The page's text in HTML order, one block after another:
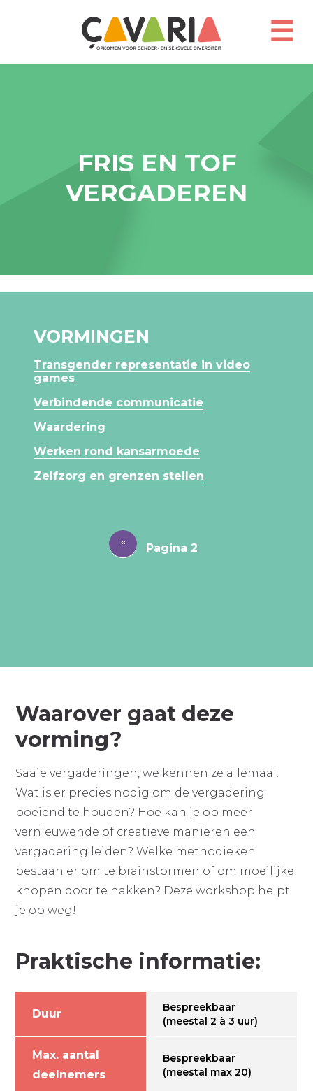
☰
FRIS EN TOF
VERGADEREN
VORMINGEN
Transgender representatie in video
games
Verbindende communicatie
Waardering
Werken rond kansarmoede
Zelfzorg en grenzen stellen
Vorige
‹‹ Pagina 2
Waarover gaat deze
vorming?
Saaie vergaderingen, we kennen ze allemaal.
Wat is er precies nodig om de vergadering
boeiend te houden? Hoe kan je op meer
vernieuwende of creatieve manieren een
vergadering leiden? Welke methodieken
bestaan er om te brainstormen of om moeilijke
knopen door te hakken? Deze workshop helpt
je op weg!
Praktische informatie:
Duur
Bespreekbaar
(meestal 2 à 3 uur)
Max. aantal
deelnemers
Bespreekbaar
(meestal max 20)